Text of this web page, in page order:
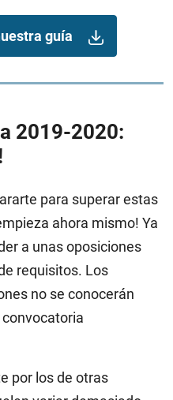
guía
2019-2020:
para superar estas
ahora mismo! Ya
a unas oposiciones
requisitos. Los
no se conocerán
por los de otras